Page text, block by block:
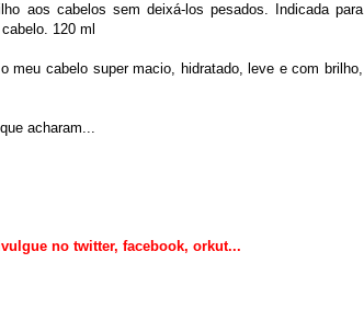
aos cabelos sem deixá-los pesados. Indicada para
120 ml
meu cabelo super macio, hidratado, leve e com brilho,
acharam...
no twitter, facebook, orkut...